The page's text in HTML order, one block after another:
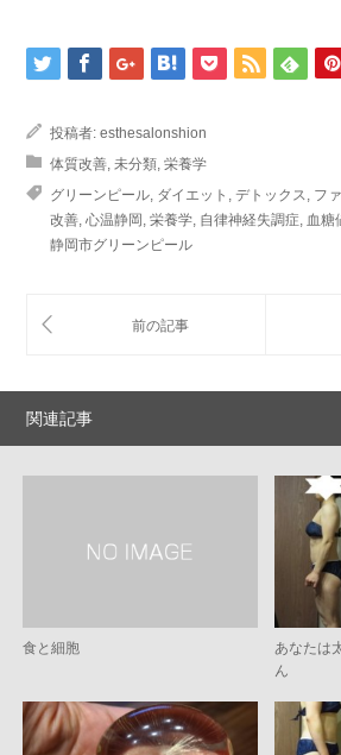
投稿者: esthesalonshion
体質改善, 未分類, 栄養学
グリーンピール, ダイエット , デトックス, フ
改善, 心温静岡 , 栄養学, 自律神経失調症, 血糖
静岡市グリーンピール
関連記事
食と細胞
あなたは
ん